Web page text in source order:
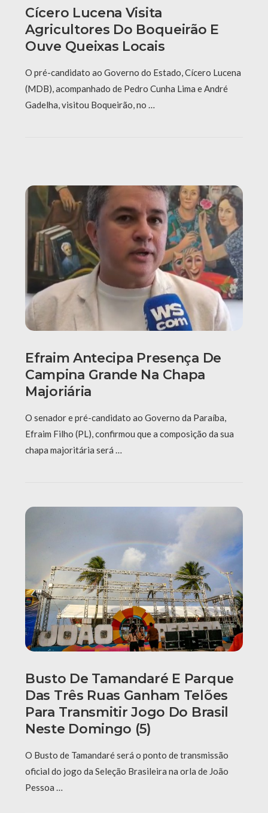
Cícero Lucena Visita
Agricultores Do Boqueirão E
Ouve Queixas Locais
O pré-candidato ao Governo do Estado, Cícero Lucena
(MDB), acompanhado de Pedro Cunha Lima e André
Gadelha, visitou Boqueirão, no …
Efraim Antecipa Presença De
Campina Grande Na Chapa
Majoriária
O senador e pré-candidato ao Governo da Paraíba,
Efraim Filho (PL), confirmou que a composição da sua
chapa majoritária será …
Busto De Tamandaré E Parque
Das Três Ruas Ganham Telões
Para Transmitir Jogo Do Brasil
Neste Domingo (5)
O Busto de Tamandaré será o ponto de transmissão
oficial do jogo da Seleção Brasileira na orla de João
Pessoa …